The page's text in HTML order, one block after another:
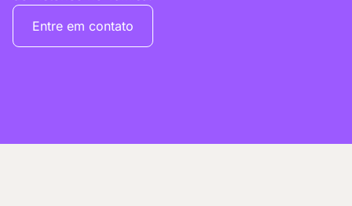
Entre em contato